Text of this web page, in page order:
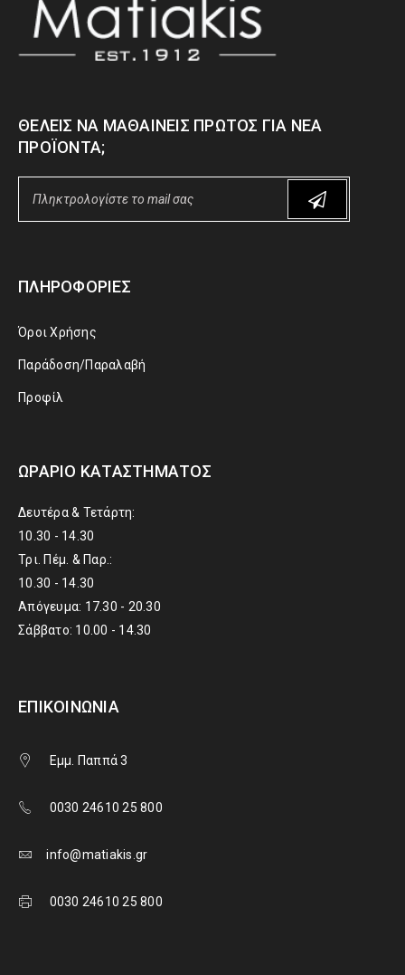
ΘΈΛΕΙΣ ΝΑ ΜΑΘΑΊΝΕΙΣ ΠΡΏΤΟΣ ΓΙΑ ΝΈΑ
ΠΡΟΪΌΝΤΑ;
ΠΛΗΡΟΦΟΡΊΕΣ
Όροι Χρήσης
Παράδοση/Παραλαβή
Προφίλ
ΩΡΆΡΙΟ ΚΑΤΑΣΤΉΜΑΤΟΣ
Δευτέρα & Τετάρτη:
10.30 - 14.30
Τρι. Πέμ. & Παρ.:
10.30 - 14.30
Απόγευμα: 17.30 - 20.30
Σάββατο: 10.00 - 14.30
ΕΠΙΚΟΙΝΩΝΊΑ
Εμμ. Παππά 3
0030 24610 25 800
info@matiakis.gr
0030 24610 25 800